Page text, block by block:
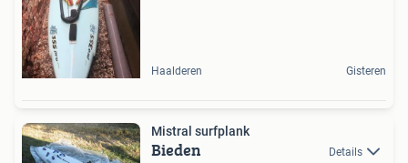
Haalderen Gisteren
Mistral surfplank
Bieden Details